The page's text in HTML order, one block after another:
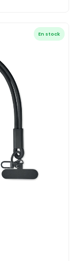
En stock